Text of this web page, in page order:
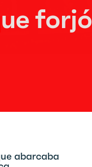
forjó
abarcaba